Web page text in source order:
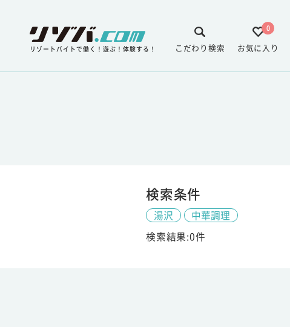
リゾートバイトで働く！遊ぶ！体験する！
0
お気に入り
こだわり検索
検索条件
湯沢
中華調理
検索結果:0件